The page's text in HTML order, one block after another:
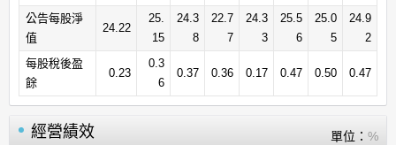
公告每股淨
值
24.22
25.
15
24.3
8
22.7
7
24.3
3
25.5
6
25.0
5
24.9
2
每股稅後盈
餘
0.23
0.3
6
0.37 0.36 0.17 0.47 0.50 0.47
經營績效 單位： %